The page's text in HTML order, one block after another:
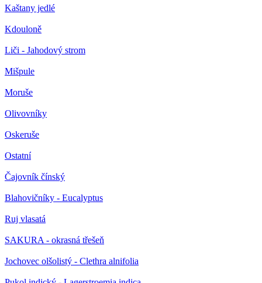
Kaštany jedlé
Kdouloně
Liči - Jahodový strom
Mišpule
Moruše
Olivovníky
Oskeruše
Ostatní
Čajovník čínský
Blahovičníky - Eucalyptus
Ruj vlasatá
SAKURA - okrasná třešeň
Jochovec olšolistý - Clethra alnifolia